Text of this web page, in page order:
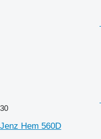
30
Jenz Hem 560D